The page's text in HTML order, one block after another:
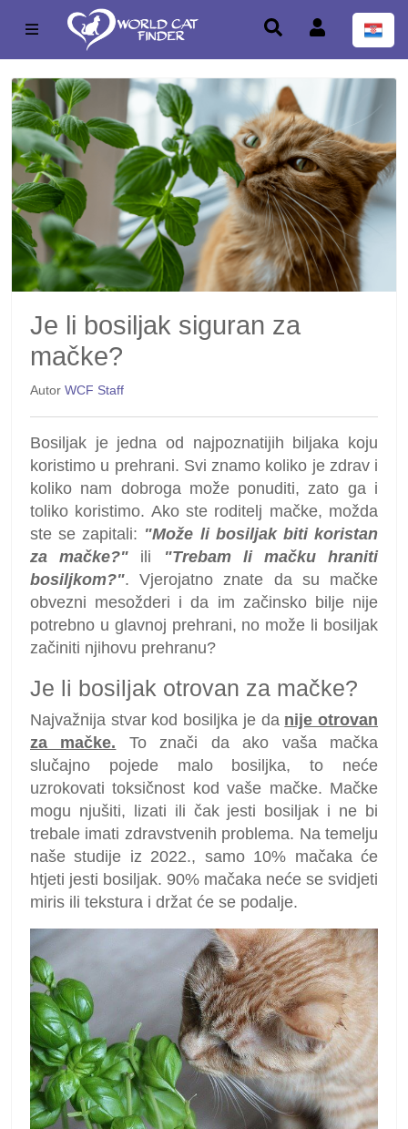
Je li bosiljak siguran za
mačke?
Autor WCF Staff
Bosiljak je jedna od najpoznatijih biljaka koju
koristimo u prehrani. Svi znamo koliko je zdrav i
koliko nam dobroga može ponuditi, zato ga i
toliko koristimo. Ako ste roditelj mačke, možda
ste se zapitali: "Može li bosiljak biti koristan
za mačke?" ili
"Trebam li mačku hraniti
bosiljkom?". Vjerojatno znate da su mačke
obvezni mesožderi i da im začinsko bilje nije
potrebno u glavnoj prehrani, no može li bosiljak
začiniti njihovu prehranu?
Je li bosiljak otrovan za mačke?
Najvažnija stvar kod bosiljka je da nije otrovan
za mačke. To znači da ako vaša mačka
slučajno pojede malo bosiljka, to neće
uzrokovati toksičnost kod vaše mačke. Mačke
mogu njušiti, lizati ili čak jesti bosiljak i ne bi
trebale imati zdravstvenih problema. Na temelju
naše studije iz 2022., samo 10% mačaka će
htjeti jesti bosiljak. 90% mačaka neće se svidjeti
miris ili tekstura i držat će se podalje.